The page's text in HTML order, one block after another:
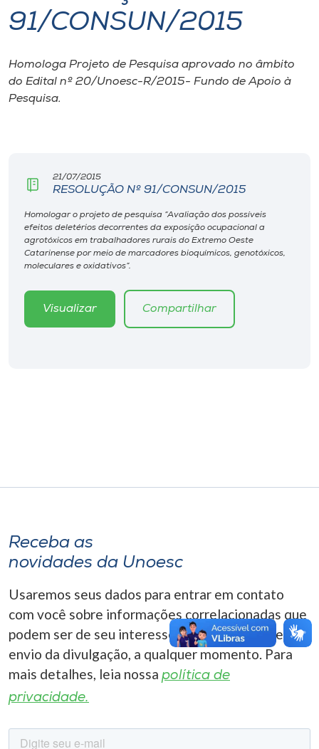
I.nova
Diplomados
Editora
Museu
A-
91/CONSUN/2015
Homologa Projeto de Pesquisa aprovado no âmbito
do Edital nº 20/Unoesc-R/2015- Fundo de Apoio à
Pesquisa.
21/07/2015
RESOLUÇÃO Nº 91/CONSUN/2015
Homologar o projeto de pesquisa “Avaliação dos possíveis
efeitos deletérios decorrentes da exposição ocupacional a
agrotóxicos em trabalhadores rurais do Extremo Oeste
Catarinense por meio de marcadores bioquímicos, genotóxicos,
moleculares e oxidativos”.
Visualizar Compartilhar
Receba as
novidades da Unoesc
Usaremos seus dados para entrar em contato
com você sobre informações correlacionadas que
podem ser de seu interesse. Você pode cancelar o
envio da divulgação, a qualquer momento. Para
mais detalhes, leia nossa política de
privacidade.